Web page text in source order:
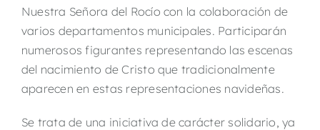
Nuestra Señora del Rocío con la colaboración de
varios departamentos municipales. Participarán
numerosos figurantes representando las escenas
del nacimiento de Cristo que tradicionalmente
aparecen en estas representaciones navideñas.
Se trata de una iniciativa de carácter solidario, ya